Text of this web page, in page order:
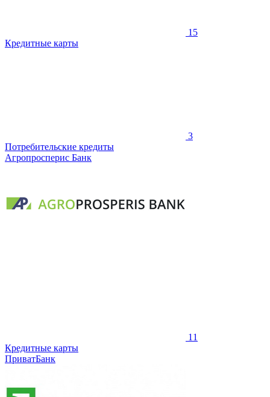
15
Кредитные карты
3
Потребительские кредиты
Агропросперис Банк
11
Кредитные карты
ПриватБанк